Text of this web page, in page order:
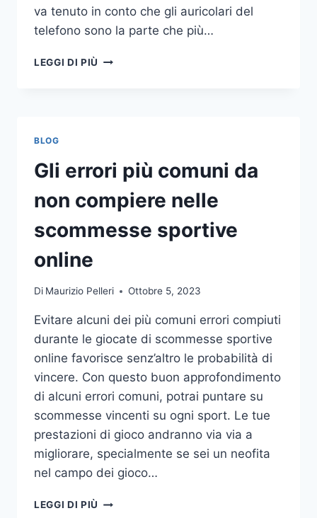
va tenuto in conto che gli auricolari del
telefono sono la parte che più…
LEGGI DI PIÙ UN
PULIZIA
DELLE
APPARECCHIATURE
DA
BLOG
Gli errori più comuni da
non compiere nelle
scommesse sportive
online
Di Maurizio Pelleri Ottobre 5, 2023
Evitare alcuni dei più comuni errori compiuti
durante le giocate di scommesse sportive
online favorisce senz’altro le probabilità di
vincere. Con questo buon approfondimento
di alcuni errori comuni, potrai puntare su
scommesse vincenti su ogni sport. Le tue
prestazioni di gioco andranno via via a
migliorare, specialmente se sei un neofita
nel campo dei gioco…
LEGGI DI PIÙ GLI